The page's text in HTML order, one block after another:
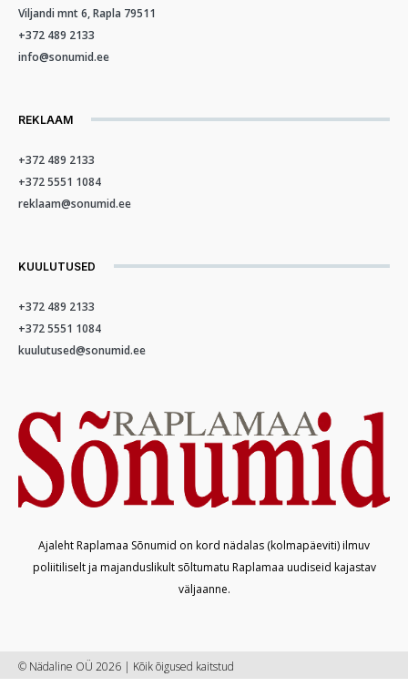
Viljandi mnt 6, Rapla 79511
+372 489 2133
info@sonumid.ee
REKLAAM
+372 489 2133
+372 5551 1084
reklaam@sonumid.ee
KUULUTUSED
+372 489 2133
+372 5551 1084
kuulutused@sonumid.ee
Ajaleht Raplamaa Sõnumid on kord nädalas (kolmapäeviti) ilmuv
poliitiliselt ja majanduslikult sõltumatu Raplamaa uudiseid kajastav
väljaanne.
© Nädaline OÜ 2026 | Kõik õigused kaitstud